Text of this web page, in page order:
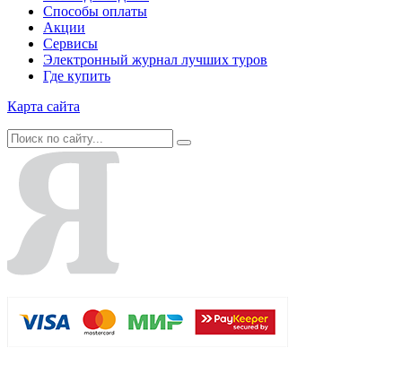
Способы оплаты
Акции
Сервисы
Электронный журнал лучших туров
Где купить
Карта сайта